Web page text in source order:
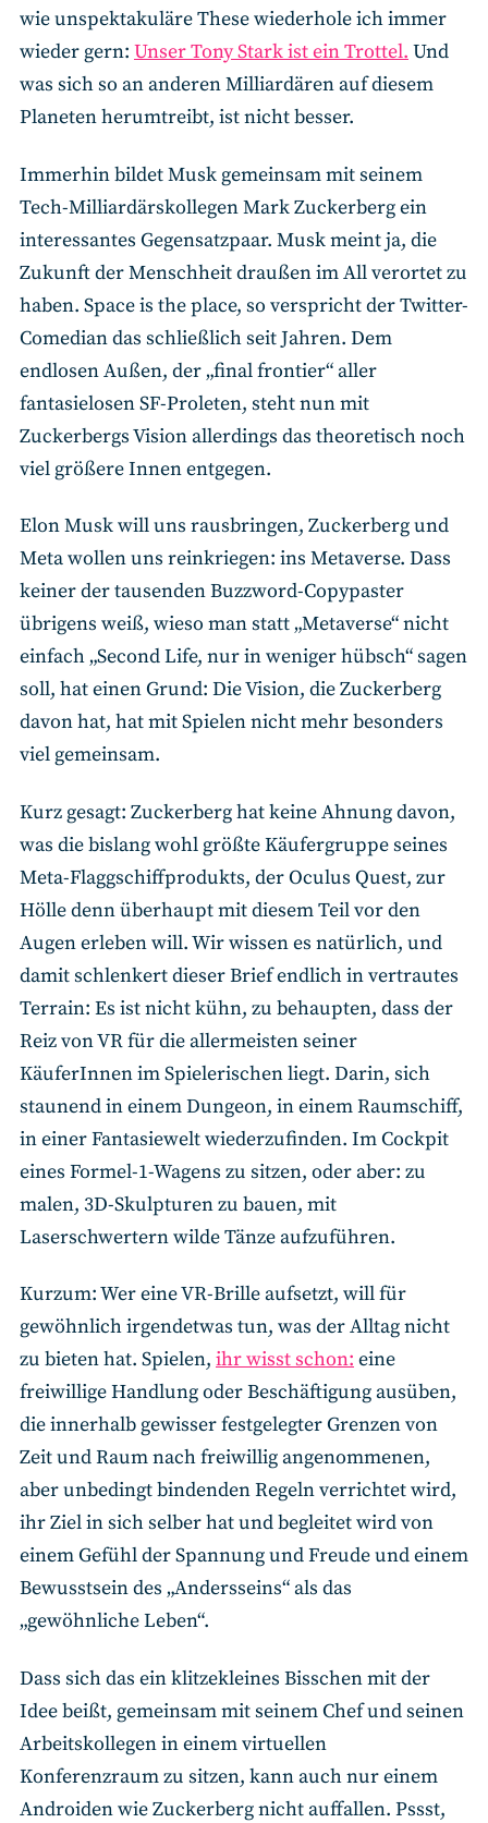
wie unspektakuläre These wiederhole ich immer
wieder gern: Unser Tony Stark ist ein Trottel. Und
was sich so an anderen Milliardären auf diesem
Planeten herumtreibt, ist nicht besser.
Immerhin bildet Musk gemeinsam mit seinem
Tech-Milliardärskollegen Mark Zuckerberg ein
interessantes Gegensatzpaar. Musk meint ja, die
Zukunft der Menschheit draußen im All verortet zu
haben. Space is the place, so verspricht der Twitter-
Comedian das schließlich seit Jahren. Dem
endlosen Außen, der „final frontier“ aller
fantasielosen SF-Proleten, steht nun mit
Zuckerbergs Vision allerdings das theoretisch noch
viel größere Innen entgegen.
Elon Musk will uns rausbringen, Zuckerberg und
Meta wollen uns reinkriegen: ins Metaverse. Dass
keiner der tausenden Buzzword-Copypaster
übrigens weiß, wieso man statt „Metaverse“ nicht
einfach „Second Life, nur in weniger hübsch“ sagen
soll, hat einen Grund: Die Vision, die Zuckerberg
davon hat, hat mit Spielen nicht mehr besonders
viel gemeinsam.
Kurz gesagt: Zuckerberg hat keine Ahnung davon,
was die bislang wohl größte Käufergruppe seines
Meta-Flaggschiffprodukts, der Oculus Quest, zur
Hölle denn überhaupt mit diesem Teil vor den
Augen erleben will. Wir wissen es natürlich, und
damit schlenkert dieser Brief endlich in vertrautes
Terrain: Es ist nicht kühn, zu behaupten, dass der
Reiz von VR für die allermeisten seiner
KäuferInnen im Spielerischen liegt. Darin, sich
staunend in einem Dungeon, in einem Raumschiff,
in einer Fantasiewelt wiederzufinden. Im Cockpit
eines Formel-1-Wagens zu sitzen, oder aber: zu
malen, 3D-Skulpturen zu bauen, mit
Laserschwertern wilde Tänze aufzuführen.
Kurzum: Wer eine VR-Brille aufsetzt, will für
gewöhnlich irgendetwas tun, was der Alltag nicht
zu bieten hat. Spielen, ihr wisst schon: eine
freiwillige Handlung oder Beschäftigung ausüben,
die innerhalb gewisser festgelegter Grenzen von
Zeit und Raum nach freiwillig angenommenen,
aber unbedingt bindenden Regeln verrichtet wird,
ihr Ziel in sich selber hat und begleitet wird von
einem Gefühl der Spannung und Freude und einem
Bewusstsein des „Andersseins“ als das
„gewöhnliche Leben“.
Dass sich das ein klitzekleines Bisschen mit der
Idee beißt, gemeinsam mit seinem Chef und seinen
Arbeitskollegen in einem virtuellen
Konferenzraum zu sitzen, kann auch nur einem
Androiden wie Zuckerberg nicht auffallen. Pssst,